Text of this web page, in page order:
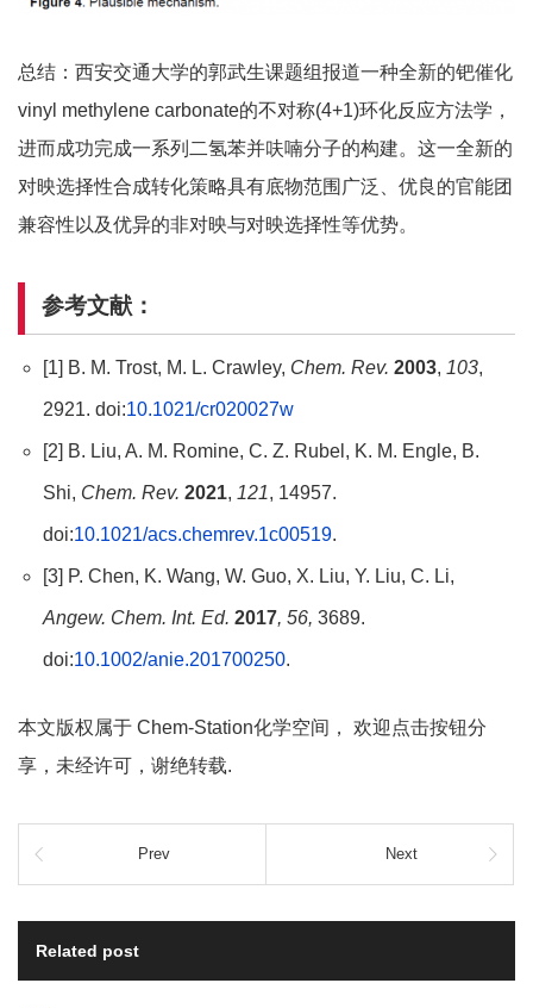
总结：西安交通大学的郭武生课题组报道一种全新的钯催化
vinyl methylene carbonate的不对称(4+1)环化反应方法学，
进而成功完成一系列二氢苯并呋喃分子的构建。这一全新的
对映选择性合成转化策略具有底物范围广泛、优良的官能团
兼容性以及优异的非对映与对映选择性等优势。
参考文献：
[1] B. M. Trost, M. L. Crawley, Chem. Rev. 2003, 103,
2921. doi:10.1021/cr020027w
[2] B. Liu, A. M. Romine, C. Z. Rubel, K. M. Engle, B.
Shi, Chem. Rev. 2021, 121, 14957.
doi:10.1021/acs.chemrev.1c00519.
[3] P. Chen, K. Wang, W. Guo, X. Liu, Y. Liu, C. Li,
Angew. Chem. Int. Ed. 2017, 56, 3689.
doi:10.1002/anie.201700250.
本文版权属于 Chem-Station化学空间， 欢迎点击按钮分
享，未经许可，谢绝转载.
Prev Next
Related post